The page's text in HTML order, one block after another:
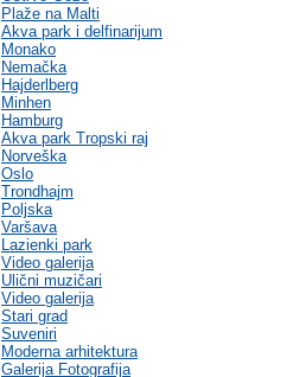
Plaže na Malti
Akva park i delfinarijum
Monako
Nemačka
Hajderlberg
Minhen
Hamburg
Akva park Tropski raj
Norveška
Oslo
Trondhajm
Poljska
Varšava
Lazienki park
Video galerija
Ulični muzičari
Video galerija
Stari grad
Suveniri
Moderna arhitektura
Galerija Fotografija